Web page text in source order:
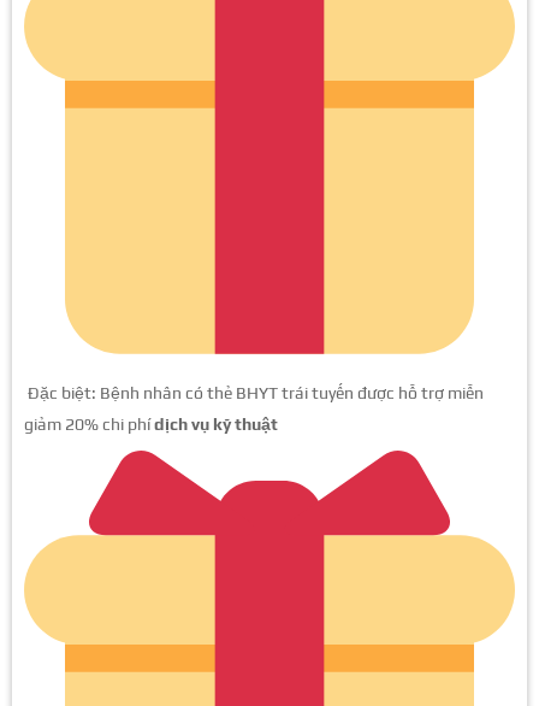
Đặc biệt: Bệnh nhân có thẻ BHYT trái tuyến được hỗ trợ miễn
giảm 20% chi phídịch vụ kỹ thuật